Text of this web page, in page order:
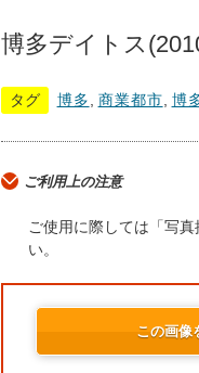
博多デイトス
タグ 博多 商業都市 博
ご利用上の注意
ご使用に際しては「写
い。
この画像